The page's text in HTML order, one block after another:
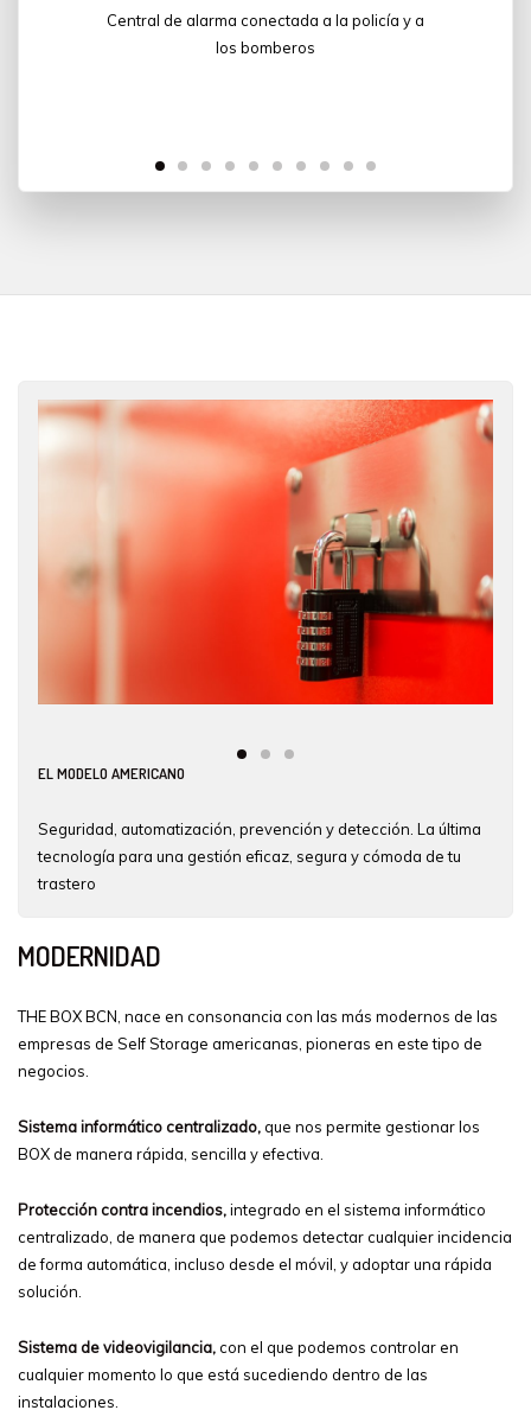
Central de alarma conectada a la policía y a
los bomberos
EL MODELO AMERICANO
Seguridad, automatización, prevención y detección. La última
tecnología para una gestión eficaz, segura y cómoda de tu
trastero
MODERNIDAD
THE BOX BCN, nace en consonancia con las más modernos de las
empresas de Self Storage americanas, pioneras en este tipo de
negocios.
Sistema informático centralizado, que nos permite gestionar los
BOX de manera rápida, sencilla y efectiva.
Protección contra incendios,integrado en el sistema informático
centralizado, de manera que podemos detectar cualquier incidencia
de forma automática, incluso desde el móvil, y adoptar una rápida
solución.
Sistema de videovigilancia, con el que podemos controlar en
cualquier momento lo que está sucediendo dentro de las
instalaciones.